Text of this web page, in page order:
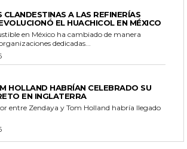
CLANDESTINAS A LAS REFINERÍAS
EL HUACHICOL EN MÉXICO
en México ha cambiado de manera
dedicadas...
HOLLAND HABRÍAN CELEBRADO SU
EN INGLATERRA
entre Zendaya y Tom Holland habría llegado